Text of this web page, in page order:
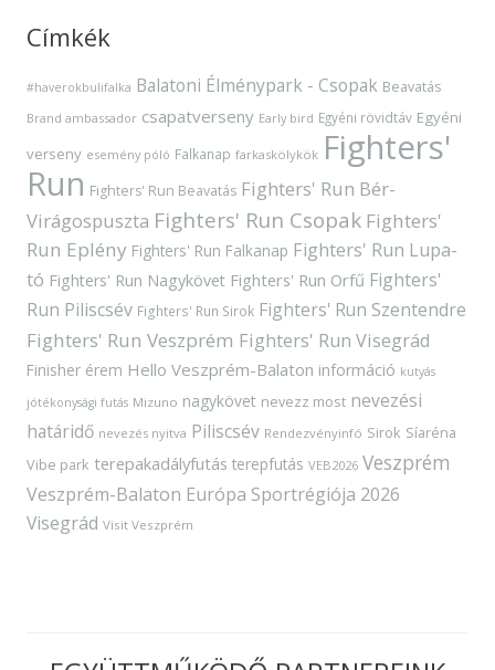
Címkék
#haverokbulifalka Balatoni Élménypark - Csopak Beavatás
Brand ambassador csapatverseny Early bird Egyéni rövidtáv Egyéni
verseny esemény póló Falkanap farkaskölykök Fighters'
Run Fighters' Run Beavatás Fighters' Run Bér-
Virágospuszta Fighters' Run Csopak Fighters'
Run Eplény Fighters' Run Falkanap Fighters' Run Lupa-
tó Fighters' Run Nagykövet Fighters' Run Orfű Fighters'
Run Piliscsév Fighters' Run Sirok Fighters' Run Szentendre
Fighters' Run Veszprém Fighters' Run Visegrád
Finisher érem Hello Veszprém-Balaton információ kutyás
jótékonysági futás Mizuno nagykövet nevezz most nevezési
határidő nevezés nyitva Piliscsév Rendezvényinfó Sirok Síaréna
Vibe park terepakadályfutás terepfutás VEB2026 Veszprém
Veszprém-Balaton Európa Sportrégiója 2026
Visegrád Visit Veszprém